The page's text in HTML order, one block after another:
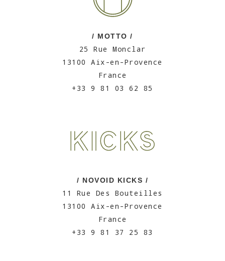
/ MOTTO /
25 Rue Monclar
13100 Aix-en-Provence
France
+33 9 81 03 62 85
/ NOVOID KICKS /
11 Rue Des Bouteilles
13100 Aix-en-Provence
France
+33 9 81 37 25 83